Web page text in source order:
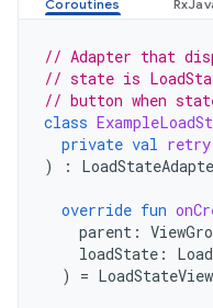
// Adapter that
// state is
// button when
class
private val retry
)
:
override fun
parent :
loadState :
)
=